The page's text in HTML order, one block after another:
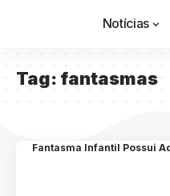
Notícias
Tag: fantasmas
Fantasma Infantil Possui